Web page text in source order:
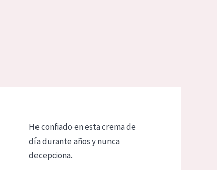
He confiado en esta crema de
día durante años y nunca
decepciona.